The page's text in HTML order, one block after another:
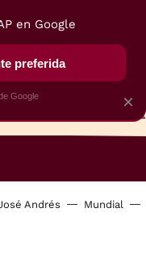
Andrés Mundial
×
en Google
preferida
Google